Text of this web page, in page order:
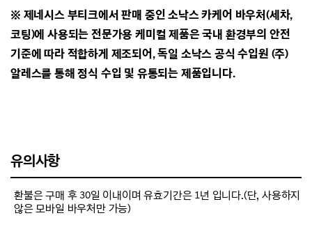
※ 제네시스 부티크에서 판매 중인 소낙스 카케어 바우처(세차,
코팅)에 사용되는 전문가용 케미컬 제품은국내 환경부의 안전
기준에 따라 적합하게 제조되어, 독일 소낙스 공식 수입원 (주)
알레스를 통해 정식 수입 및 유통되는 제품입니다.
유의사항
환불은 구매 후 30일 이내이며 유효기간은 1년 입니다.(단, 사용하지
않은 모바일 바우처만 가능)